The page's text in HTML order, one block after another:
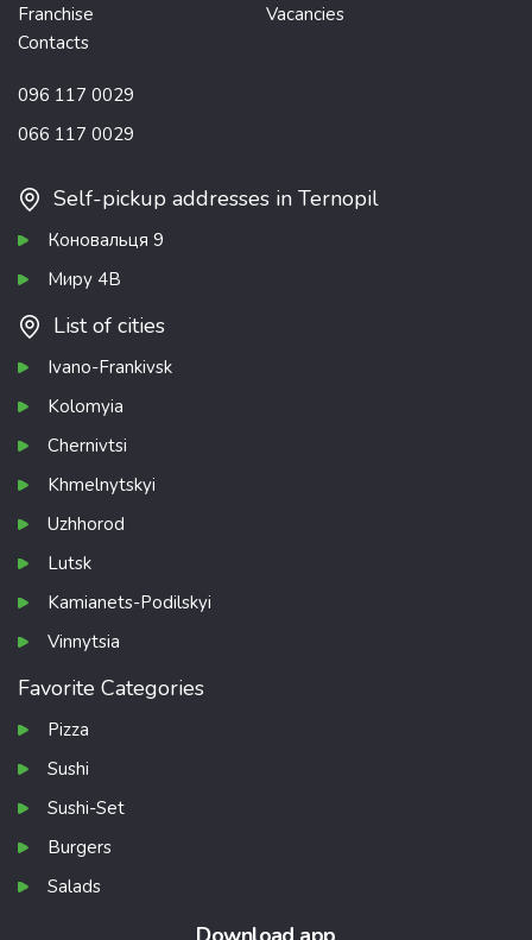
Franchise
Vacancies
Contacts
096 117 0029
066 117 0029
Self-pickup addresses in Ternopil
Коновальця 9
Миру 4В
List of cities
Ivano-Frankivsk
Kolomyia
Chernivtsi
Khmelnytskyi
Uzhhorod
Lutsk
Kamianets-Podilskyi
Vinnytsia
Favorite Categories
Pizza
Sushi
Sushi-Set
Burgers
Salads